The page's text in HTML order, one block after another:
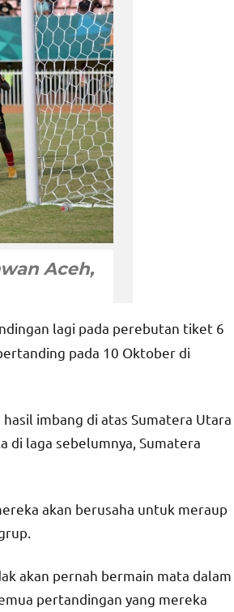
lagi pada perebutan tiket 6
pada 10 Oktober di
imbang di atas Sumatera Utara
di laga sebelumnya, Sumatera
akan berusaha untuk meraup
akan pernah bermain mata dalam
pertandingan yang mereka